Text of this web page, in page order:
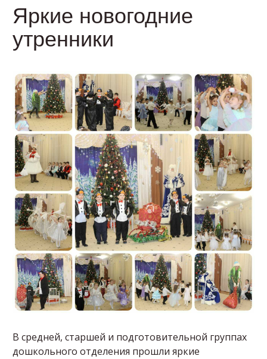
Яркие новогодние
утренники
В средней, старшей и подготовительной группах
дошкольного отделения прошли яркие